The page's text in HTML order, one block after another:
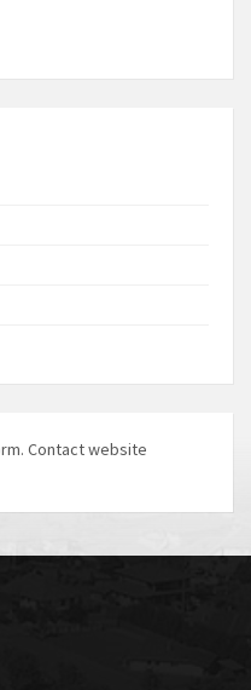
Contact website